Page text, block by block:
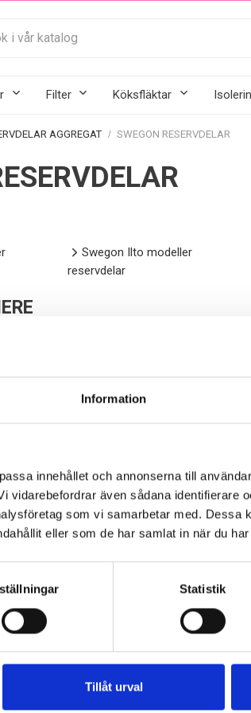
Information
innehållet och annonserna till
vidarebefordrar även sådana identifierare
som vi samarbetar med. Dessa
eller som de har samlat in när du
Statistik
Tillåt urval
Filter Köksfläktar
AGGREGAT SWEGON RESERVDELAR
Swegon Ilto modeller
reservdelar
filter till Swegon aggregat, vi har även